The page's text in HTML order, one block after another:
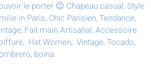
le porter 😉 Chapeau casual, Style
in Paris, Chic Parisien, Tendance,
Fait main Artisanal, Accessoire
Hat Women, Vintage, Tocado,
boina